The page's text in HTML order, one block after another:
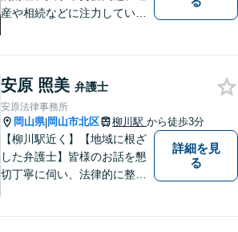
産や相続などに注力していま
相談ください。依頼者さまの
サポートができるよう努めて
まいります。
安原 照美 弁護士
安原法律事務所
岡山県|岡山市北区 柳川駅 から徒歩3分
【柳川駅近く】【地域に根ざ
した弁護士】皆様のお話を懇
切丁寧に伺い、法律的に整理
詳細を見
る